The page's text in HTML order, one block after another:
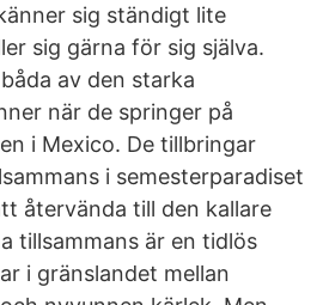
sig ständigt lite
sig gärna för sig själva.
av den starka
när de springer på
i Mexico. De tillbringar
i semesterparadiset
återvända till den kallare
tillsammans är en tidlös
i gränslandet mellan